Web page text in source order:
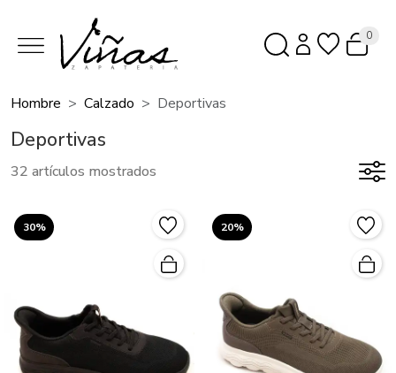
0
Hombre Calzado Deportivas
Deportivas
32 artículos mostrados
30% 20%